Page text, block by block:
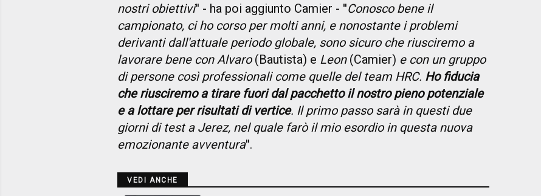
nostri obiettivi'' - ha poi aggiunto Camier - ''Conosco bene il
campionato, ci ho corso per molti anni, e nonostante i problemi
derivanti dall'attuale periodo globale, sono sicuro che riusciremo a
lavorare bene con Alvaro(Bautista) e Leon(Camier) e con un gruppo
di persone così professionali come quelle del team HRC. Ho fiducia
che riusciremo a tirare fuori dal pacchetto il nostro pieno potenziale
e a lottare per risultati di vertice. Il primo passo sarà in questi due
giorni di test a Jerez, nel quale farò il mio esordio in questa nuova
emozionante avventura''.
VEDI ANCHE